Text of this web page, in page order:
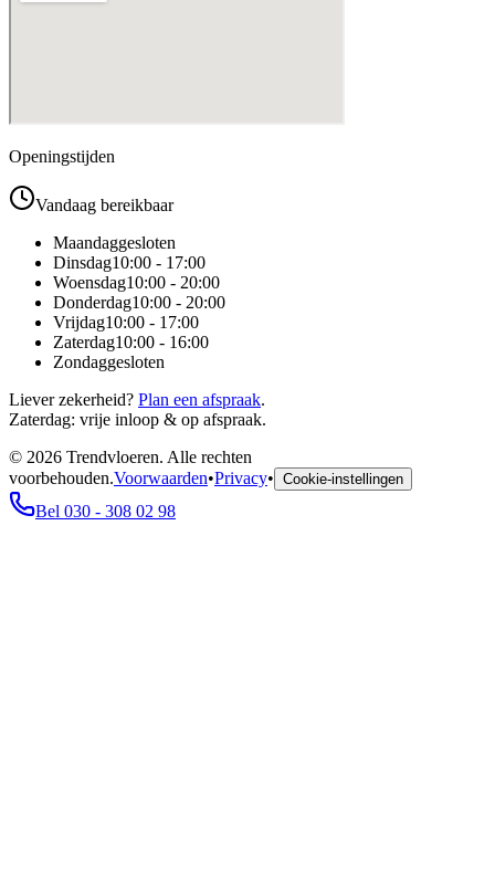
Openingstijden
Vandaag bereikbaar
Maandaggesloten
Dinsdag10:00 - 17:00
Woensdag10:00 - 20:00
Donderdag10:00 - 20:00
Vrijdag10:00 - 17:00
Zaterdag10:00 - 16:00
Zondaggesloten
Liever zekerheid? Plan een afspraak.
Zaterdag: vrije inloop & op afspraak.
© 2026 Trendvloeren. Alle rechten
voorbehouden.Voorwaarden•Privacy• Cookie-instellingen
Bel 030 - 308 02 98